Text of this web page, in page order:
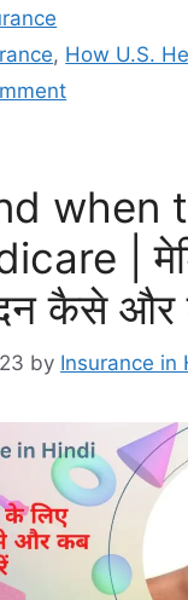
, How U.S.
when
|
कैसे और
by Insurance in